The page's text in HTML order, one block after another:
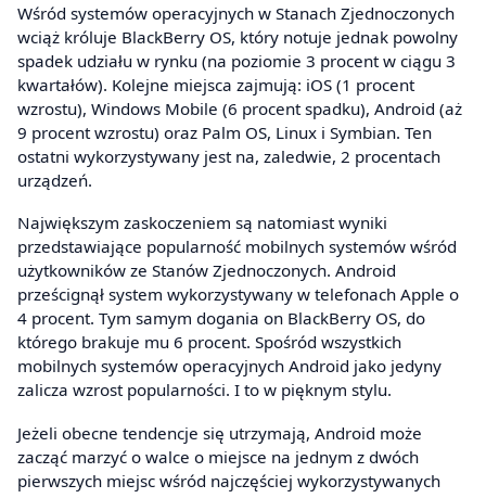
Wśród systemów operacyjnych w Stanach Zjednoczonych
wciąż króluje BlackBerry OS, który notuje jednak powolny
spadek udziału w rynku (na poziomie 3 procent w ciągu 3
kwartałów). Kolejne miejsca zajmują: iOS (1 procent
wzrostu), Windows Mobile (6 procent spadku), Android (aż
9 procent wzrostu) oraz Palm OS, Linux i Symbian. Ten
ostatni wykorzystywany jest na, zaledwie, 2 procentach
urządzeń.
Największym zaskoczeniem są natomiast wyniki
przedstawiające popularność mobilnych systemów wśród
użytkowników ze Stanów Zjednoczonych. Android
prześcignął system wykorzystywany w telefonach Apple o
4 procent. Tym samym dogania on BlackBerry OS, do
którego brakuje mu 6 procent. Spośród wszystkich
mobilnych systemów operacyjnych Android jako jedyny
zalicza wzrost popularności. I to w pięknym stylu.
Jeżeli obecne tendencje się utrzymają, Android może
zacząć marzyć o walce o miejsce na jednym z dwóch
pierwszych miejsc wśród najczęściej wykorzystywanych